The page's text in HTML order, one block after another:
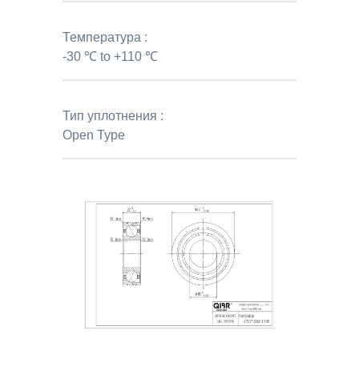
Температура :
-30 ℃ to +110 ℃
Тип уплотнения :
Open Type